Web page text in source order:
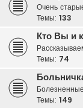
Очень
Темы: 133
Кто Вы и
Темы: 74
Темы: 149